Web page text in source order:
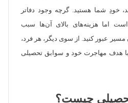
خودِ شما هستید. گرچه وجود دفاتر
اما هزینه‌های بالای آن‌ها سبب
عبور کنید. از سوی دیگر، هر فرد،
با هدف مهاجرت خود و سوابق تحصیلی
چیست؟